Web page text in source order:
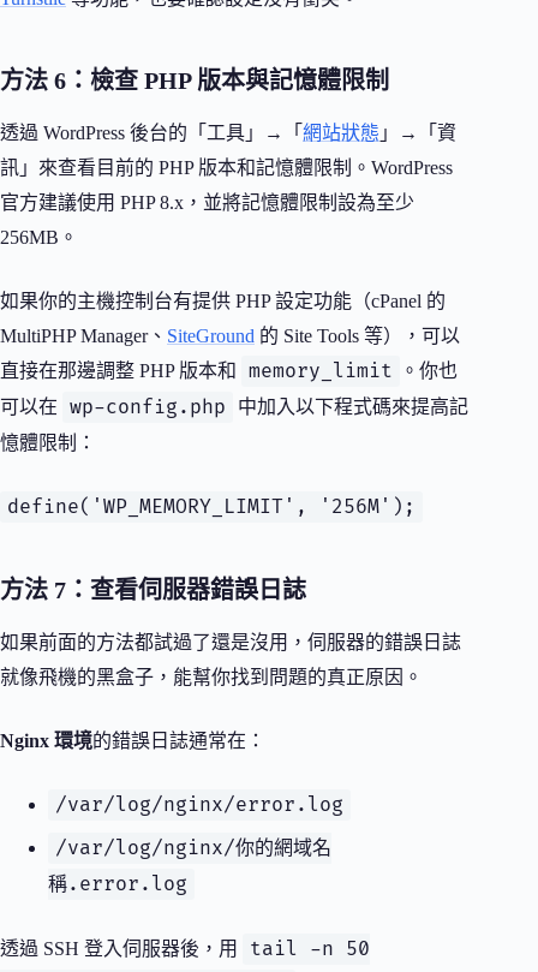
方法 6：檢查 PHP 版本與記憶體限制
透過 WordPress 後台的「工具」→「 網站狀態 」→「資
訊」來查看目前的 PHP 版本和記憶體限制。WordPress
官方建議使用 PHP 8.x，並將記憶體限制設為至少
256MB。
如果你的主機控制台有提供 PHP 設定功能（cPanel 的
MultiPHP Manager、 SiteGround 的 Site Tools 等），可以
直接在那邊調整 PHP 版本和
memory_limit
。你也
可以在
wp-config.php
中加入以下程式碼來提高記
憶體限制：
define('WP_MEMORY_LIMIT', '256M');
方法 7：查看伺服器錯誤日誌
如果前面的方法都試過了還是沒用，伺服器的錯誤日誌
就像飛機的黑盒子，能幫你找到問題的真正原因。
Nginx 環境的錯誤日誌通常在：
/var/log/nginx/error.log
/var/log/nginx/你的網域名
稱.error.log
透過 SSH 登入伺服器後，用
tail -n 50